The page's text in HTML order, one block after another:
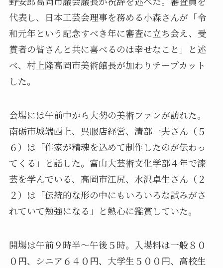
代表し、日本工芸会理事を務める小森さんが「令
和元年という記念すべき年に審査に立ち会え、受
賞者の皆さんと共に喜べるのは幸せなこと」と述
べ、村上隆高岡市美術館長が加わりテープカット
した。
会場には午前中から大勢の美術ファンが訪れた。
南砺市城端西上、呉服店経営、清部一夫さん（５
６）は「作家が精魂を込めて制作したのが伝わっ
てくる」と話した。富山大芸術文化学部４年で漆
芸を学んでいる、高岡市江尻、水沢卓生さん（２
２）は「伝統的な形の中にもいろいろな試みがさ
れていて勉強になる」と熱心に鑑賞していた。
開場は午前９時半～午後５時。入場料は一般８０
０円、シニア６４０円、大学生５００円、高校生